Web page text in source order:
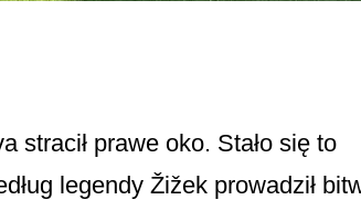
stracił prawe oko. Stało się to
legendy Žižek prowadził